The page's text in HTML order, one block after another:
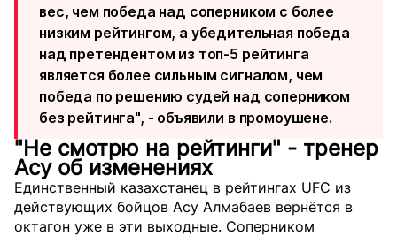
вес, чем победа над соперником с более
низким рейтингом, а убедительная победа
над претендентом из топ-5 рейтинга
является более сильным сигналом, чем
победа по решению судей над соперником
без рейтинга", - объявили в промоушене.
"Не смотрю на рейтинги" - тренер
Асу об изменениях
Единственный казахстанец в рейтингах UFC из
действующих бойцов Асу Алмабаев вернётся в
октагон уже в эти выходные. Соперником